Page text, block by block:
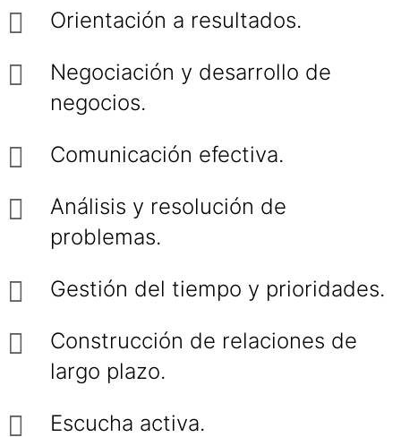
Orientación a resultados.
Negociación y desarrollo de
negocios.
Comunicación efectiva.
Análisis y resolución de
problemas.
Gestión del tiempo y prioridades.
Construcción de relaciones de
largo plazo.
Escucha activa.